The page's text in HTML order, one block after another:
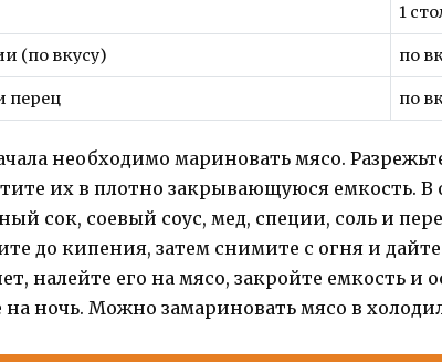
1
(по вкусу) по
перец по
необходимо мариновать мясо.
их в плотно закрывающуюся емкость.
сок, соевый соус, мед, специи, соль и
до кипения, затем снимите с огня и
налейте его на мясо, закройте емкость и
на ночь. Можно замариновать мясо в